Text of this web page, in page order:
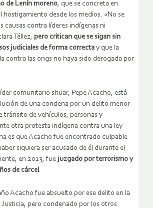
de Lenín moreno, que se concreta en
hostigamiento desde los medios. «No se
causas contra líderes indígenas ni
Téllez, pero critican que se sigan sin
judiciales de forma correcta y que la
contra las ongs no haya sido derogada por
comunitario shuar, Pepe Acacho, está
de una condena por un delito menor
tránsito de vehículos, personas y
otra protesta indígena contra una ley
es que Acacho fue encontrado culpable
siquiera ser acusado de él durante el
en 2013, fue juzgado por terrorismo y
de cárcel .
Acacho fue absuelto por ese delito en la
Justicia, pero condenado por los otros